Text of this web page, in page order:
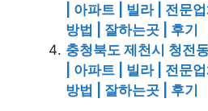
| 아파트 | 빌라 | 전문
방법 | 잘하는곳 | 후기
충청북도 제천시 청전
| 아파트 | 빌라 | 전문
방법 | 잘하는곳 | 후기